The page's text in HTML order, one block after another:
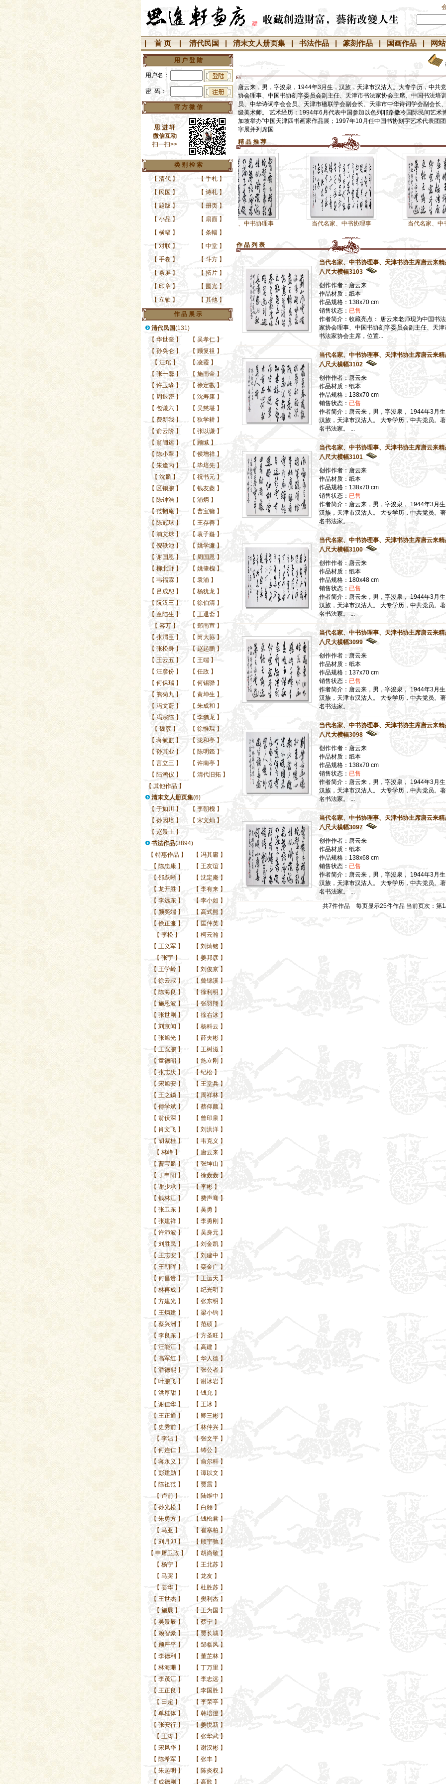
首 页 清代民国 清末文人册页集 书法作品 篆刻作品 国画作品 网
用 户 登 陆
用户名：
密 码：
官 方 微 信
思 进 轩
微信互动
扫一扫>>
类 别 检 索
【 清代 】 【 手札 】
【 民国 】 【 诗札 】
【 题跋 】 【 册页 】
【 小品 】 【 扇面 】
【 横幅 】 【 条幅 】
【 对联 】 【 中堂 】
【 手卷 】 【 斗方 】
【 条屏 】 【 拓片 】
【 印章 】 【 圆光 】
【 立轴 】 【 其他 】
作 品 展 示
清代民国(131)
【 华世奎 】 【 吴孝仁 】
【 孙奂仑 】 【 顾复祖 】
【 汪琯 】 【 凌霞 】
【 张一麐 】 【 施南金 】
【 许玉瑑 】 【 徐定戡 】
【 周退密 】 【 沈寿康 】
【 包谦六 】 【 吴慈堪 】
【 费新我 】 【 狄学耕 】
【 俞云阶 】 【 张以谦 】
【 翁闿运 】 【 顾缄 】
【 陈小翠 】 【 侯增祥 】
【 朱逢丙 】 【 毕培先 】
【 沈麟 】 【 祝书元 】
【 区锡鹏 】 【 钱友夔 】
【 陈钟浩 】 【 浦炳 】
【 范韧庵 】 【 曹宝镛 】
【 陈冠球 】 【 王存善 】
【 浦文球 】 【 袁子嶷 】
【 倪轶池 】 【 姚学濂 】
【 谢国恩 】 【 周国恩 】
【 柳北野 】 【 姚肇槐 】
【 韦福霖 】 【 袁浦 】
【 吕成恕 】 【 杨犹龙 】
【 阮汉三 】 【 徐伯清 】
【 童陆生 】 【 王退斋 】
【 容万 】 【 郑南宣 】
【 张渭臣 】 【 芮大荪 】
【 张松身 】 【 赵起鹏 】
【 王云五 】 【 王端 】
【 汪彦份 】 【 任政 】
【 何保瑞 】 【 何锡骅 】
【 熊菊九 】 【 黄坤生 】
【 冯文蔚 】 【 朱成和 】
【 冯宗陈 】 【 李猶龙 】
【 魏彦 】 【 徐惟琨 】
【 蒋毓麒 】 【 泷和亭 】
【 孙其业 】 【 陈明鑑 】
【 言立三 】 【 许南亭 】
【 陆鸿仪 】 【 清代旧拓 】
【 其他作品 】
清末文人册页集(6)
【 于如川 】 【 李朝槐 】
【 孙因培 】 【 宋文灿 】
【 赵景士 】
书法作品(3894)
【 特惠作品】 【 冯其庸 】
【 陈忠康】 【 王友谊 】
【 邵跃晰】 【 沈定庵 】
【 龙开胜】 【 李有来 】
【 李远东】 【 李小如 】
【 颜奕端】 【 高式熊 】
【 徐正濂】 【 匡仲英 】
【 李松】 【 柯云瀚 】
【 王义军】 【 刘灿铭 】
【 张宇】 【 姜邦彦 】
【 王学岭】 【 刘俊京 】
【 徐云叔 】 【 曾锦溪 】
【 陈海良 】 【 徐利明 】
【 施恩波】 【 张羽翔 】
【 张世刚 】 【 徐右冰 】
【 刘京闻 】 【 杨科云 】
【 张旭光】 【 薛夫彬 】
【 王宽鹏】 【 王树滋 】
【 童德昭 】 【 施立刚 】
【 张志庆】 【 纪松 】
【 宋旭安】 【 王堂兵 】
【 王之鏻】 【 周祥林 】
【 傅学斌】 【 蔡仰颜 】
【 翁伏深】 【 曾印泉 】
【 肖文飞】 【 刘洪洋 】
【 胡紫桂】 【 韦克义 】
【 林峰】 【 唐云来 】
【 曹宝麟】 【 张坤山 】
【 丁申阳 】 【 徐轰轰 】
【 谢少承】 【 李彬 】
【 钱林江】 【 费声骞 】
【 张卫东】 【 吴勇 】
【 张建祥】 【 李勇刚 】
【 许沛波】 【 吴身元 】
【 刘胜民 】 【 刘金凯 】
【 王志安】 【 刘建中 】
【 王朝晖】 【 栾金广 】
【 何昌贵】 【 王运天 】
【 林再成】 【 纪光明 】
【 方建光】 【 张东明 】
【 王炳建】 【 梁小钧 】
【 蔡兴洲 】 【 范硕 】
【 李良东】 【 方圣旺 】
【 汪能江】 【 高建 】
【 高军红 】 【 华人德 】
【 潘德熙】 【 张公者 】
【 叶鹏飞】 【 谢冰岩 】
【 洪厚甜】 【 钱允 】
【 谢佳华】 【 王冰 】
【 王正通 】 【 卿三彬 】
【 史秀前】 【 林仲兴 】
【 李沾】 【 张文平 】
【 何连仁】 【 铸公 】
【 蒋永义 】 【 俞尔科 】
【 彭建勋】 【 谭以文 】
【 陈祖范】 【 贾震 】
【 卢前】 【 陆维中 】
【 孙光松】 【 白翎 】
【 朱勇方】 【 钱松君 】
【 马亚 】 【 崔寒柏 】
【 刘月卯 】 【 顾宇驰 】
【 申屠卫政】 【 胡尚敬 】
【 杨宁】 【 王北苏 】
【 马宾】 【 龙友 】
【 姜华】 【 杜胜苏 】
【 王世杰】 【 樊利杰 】
【 施展 】 【 王为国 】
【 吴景辰 】 【 蔡宁 】
【 赖智豪】 【 贾长城 】
【 顾严平】 【 邹临风 】
【 李德利 】 【 董芷林 】
【 林海珊】 【 丁万里 】
【 李茂江】 【 李志远 】
【 王正良 】 【 李国胜 】
【 田超 】 【 李荣亭 】
【 单桂体】 【 韩培澄 】
【 张安行】 【 姜悦新 】
【 王涛】 【 张华武 】
【 宋风华】 【 谢汉彬 】
【 陈希军】 【 张丰 】
【 朱起明 】 【 陈炎权 】
【 成德刚 】 【 高歌 】
唐云来，男，字浚泉，1944年3月生，汉族，天津市汉沽人。大专学历，中共
协会理事、中国书协刻字委员会副主任、天津市书法家协会主席、中国书法培
员、中华诗词学会会员、天津市楹联学会副会长、天津市中华诗词学会副会长
级美术师。 艺术经历：1994年6月代表中国参加以色列耶路撒冷国际民间艺术
加坡举办”中国天津四书画家作品展；1997年10月任中国书协刻字艺术代表团
字展并列席国
精 品 推 荐
代名家、中书协理事 当代名家、中书协理事 当代名家、中书协理事 当代名家、中书协理事
作 品 列 表
当代名家、中书协理事、天津书协主席唐云来精
八尺大横幅3103
创作作者：唐云来
作品材质：纸本
作品规格：138x70 cm
销售状态： 已售
作者简介：收藏亮点： 唐云来老师现为中国书法
家协会理事、中国书协刻字委员会副主任、天津
书法家协会主席，位置...
当代名家、中书协理事、天津书协主席唐云来精
八尺大横幅3102
创作作者：唐云来
作品材质：纸本
作品规格：138x70 cm
销售状态： 已售
作者简介：唐云来，男，字浚泉， 1944年3月
汉族，天津市汉沽人。 大专学历，中共党员。著
名书法家。 ...
当代名家、中书协理事、天津书协主席唐云来精
八尺大横幅3101
创作作者：唐云来
作品材质：纸本
作品规格：138x70 cm
销售状态： 已售
作者简介：唐云来，男，字浚泉， 1944年3月
汉族，天津市汉沽人。 大专学历，中共党员。著
名书法家。 ...
当代名家、中书协理事、天津书协主席唐云来精
八尺大横幅3100
创作作者：唐云来
作品材质：纸本
作品规格：180x48 cm
销售状态： 已售
作者简介：唐云来，男，字浚泉， 1944年3月
汉族，天津市汉沽人。 大专学历，中共党员。著
名书法家。 ...
当代名家、中书协理事、天津书协主席唐云来精
八尺大横幅3099
创作作者：唐云来
作品材质：纸本
作品规格：137x70 cm
销售状态： 已售
作者简介：唐云来，男，字浚泉， 1944年3月
汉族，天津市汉沽人。 大专学历，中共党员。著
名书法家。 ...
当代名家、中书协理事、天津书协主席唐云来精
八尺大横幅3098
创作作者：唐云来
作品材质：纸本
作品规格：138x70 cm
销售状态： 已售
作者简介：唐云来，男，字浚泉， 1944年3月
汉族，天津市汉沽人。 大专学历，中共党员。著
名书法家。 ...
当代名家、中书协理事、天津书协主席唐云来精
八尺大横幅3097
创作作者：唐云来
作品材质：纸本
作品规格：138x68 cm
销售状态： 已售
作者简介：唐云来，男，字浚泉， 1944年3月
汉族，天津市汉沽人。 大专学历，中共党员。著
名书法家。 ...
共7件作品 每页显示25件作品 当前页次：